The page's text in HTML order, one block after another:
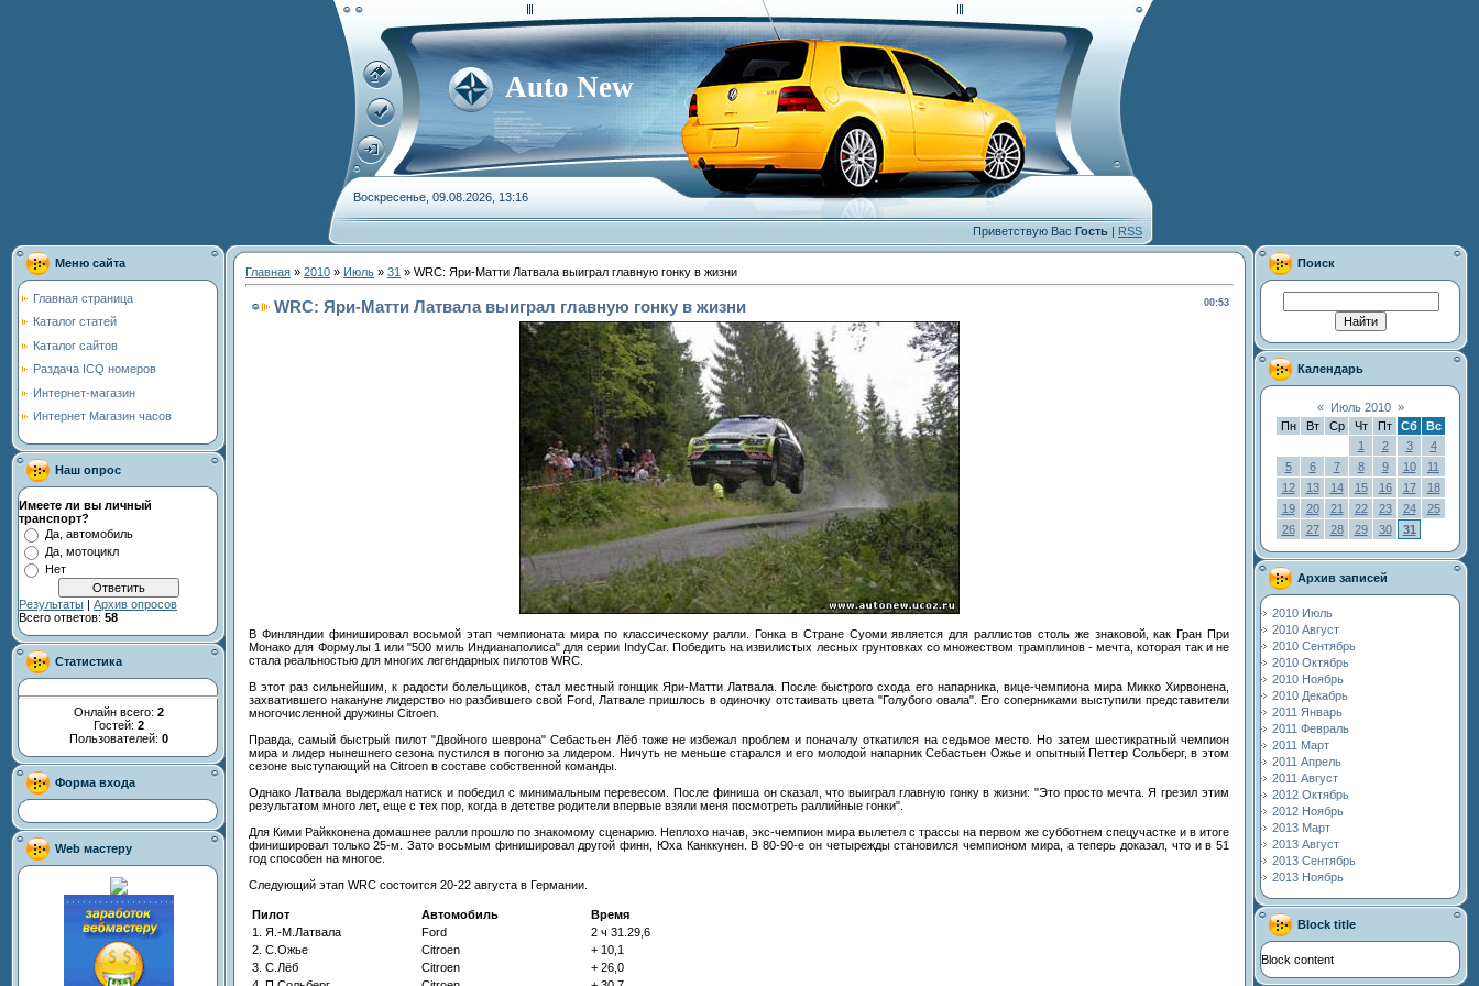
Auto New
Воскресенье, 09.08.2026, 13:16
Приветствую Вас Гость | RSS
Меню сайта
Главная страница
Каталог статей
Каталог сайтов
Раздача ICQ номеров
Интернет-магазин
Интернет Магазин часов
Наш опрос
Имеете ли вы личный
транспорт?
Да, автомобиль
Да, мотоцикл
Нет
Результаты | Архив опросов
Всего ответов: 58
Статистика
Онлайн всего: 2
Гостей: 2
Пользователей: 0
Форма входа
Web мастеру
Главная » 2010 » Июль » 31 » WRC: Яри-Матти Латвала выиграл главную гонку в жизни
00:53
WRC: Яри-Матти Латвала выиграл главную гонку в жизни
В Финляндии финишировал восьмой этап чемпионата мира по классическому ралли. Гонка в Стране Суоми является для раллистов столь же знаковой, как Гран При
Монако для Формулы 1 или "500 миль Индианаполиса" для серии IndyCar. Победить на извилистых лесных грунтовках со множеством трамплинов - мечта, которая так и не
стала реальностью для многих легендарных пилотов WRC.
В этот раз сильнейшим, к радости болельщиков, стал местный гонщик Яри-Матти Латвала. После быстрого схода его напарника, вице-чемпиона мира Микко Хирвонена,
захватившего накануне лидерство но разбившего свой Ford, Латвале пришлось в одиночку отстаивать цвета "Голубого овала". Его соперниками выступили представители
многочисленной дружины Citroen.
Правда, самый быстрый пилот "Двойного шеврона" Себастьен Лёб тоже не избежал проблем и поначалу откатился на седьмое место. Но затем шестикратный чемпион
мира и лидер нынешнего сезона пустился в погоню за лидером. Ничуть не меньше старался и его молодой напарник Себастьен Ожье и опытный Петтер Сольберг, в этом
сезоне выступающий на Citroen в составе собственной команды.
Однако Латвала выдержал натиск и победил с минимальным перевесом. После финиша он сказал, что выиграл главную гонку в жизни: "Это просто мечта. Я грезил этим
результатом много лет, еще с тех пор, когда в детстве родители впервые взяли меня посмотреть раллийные гонки".
Для Кими Райкконена домашнее ралли прошло по знакомому сценарию. Неплохо начав, экс-чемпион мира вылетел с трассы на первом же субботнем спецучастке и в итоге
финишировал только 25-м. Зато восьмым финишировал другой финн, Юха Канккунен. В 80-90-е он четырежды становился чемпионом мира, а теперь доказал, что и в 51
год способен на многое.
Следующий этап WRC состоится 20-22 августа в Германии.
Пилот Автомобиль
Время
1. Я.-М.Латвала
Ford
2 ч 31.29,6
2. С.Ожье
Citroen
+ 10,1
3. С.Лёб
Citroen
+ 26,0
Поиск
Календарь
« Июль 2010 »
Пн
Вт Ср Чт Пт Сб
Вс
1
2 3
4
5
6 7 8 9 10
11
12
13 14 15 16 17
18
19
20 21 22 23 24
25
26
27 28 29 30 31
Архив записей
2010 Июль
2010 Август
2010 Сентябрь
2010 Октябрь
2010 Ноябрь
2010 Декабрь
2011 Январь
2011 Февраль
2011 Март
2011 Апрель
2011 Август
2012 Октябрь
2012 Ноябрь
2013 Март
2013 Август
2013 Сентябрь
2013 Ноябрь
Block title
Block content